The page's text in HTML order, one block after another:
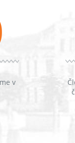
v